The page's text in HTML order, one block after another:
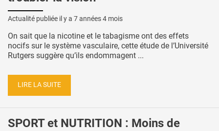
Actualité publiée il y a 7 années 4 mois
On sait que la nicotine et le tabagisme ont des effets
nocifs sur le système vasculaire, cette étude de l’Université
Rutgers suggère qu’ils endommagent ...
LIRE LA SUITE
SPORT et NUTRITION : Moins de